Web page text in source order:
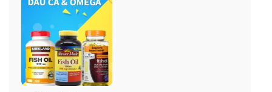
Axit béo Omega-3, EPA và DHA là gì?
EPA và DHA là hai loại Omega-3 khác nhau. Omega-3